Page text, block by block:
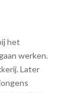
het
werken.
Later